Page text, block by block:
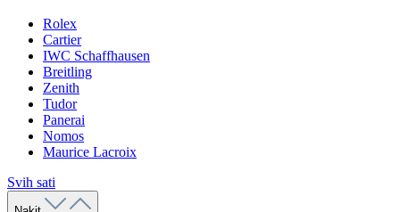
Rolex
Cartier
IWC Schaffhausen
Breitling
Zenith
Tudor
Panerai
Nomos
Maurice Lacroix
Svih sati